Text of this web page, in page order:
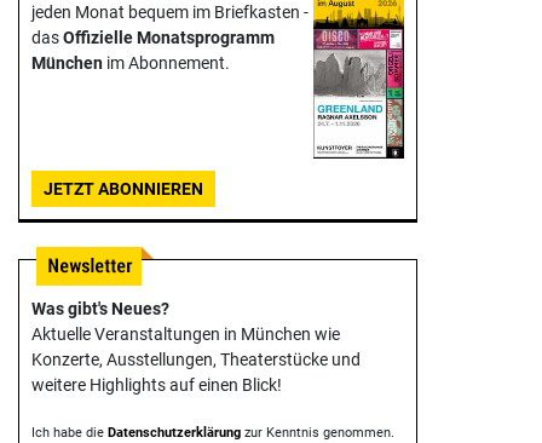
jeden Monat bequem im Briefkasten -
dasOffizielle Monats­programm
München im Abonnement.
JETZT ABONNIEREN
Was gibt's Neues?
Aktuelle Veranstaltungen in München wie
Konzerte, Ausstellungen, Theater­stücke und
weitere Highlights auf einen Blick!
Ich habe die Datenschutzerklärung zur Kenntnis genommen.